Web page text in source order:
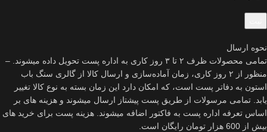
نحوه ارسال
تمامی محصولات ظرف ۲ تا ۳ روز کاری به اداره پست تحویل داده میشوند. –
منظور از ۲ روز کاری، زمان آماده‌سازی و ارسال کالا از گالری سنگ باب
استون به دفاتر پست است، که امکان دارد این زمان بسته به نوع کالا تغییر
یابد. تمامی مرسولات از طریق پست پیشتاز ارسال میشوند و هزینه های بر
اساس تعرفه اداره پست به فاکتور اضافه میشوند. هزینه پست برای خرید های
بیش از 600 هزار تومان رایگان است.